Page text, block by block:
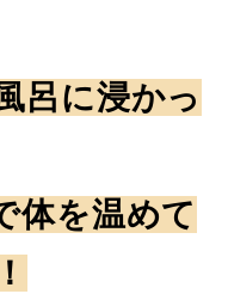
呂に浸かっ
体を温めて